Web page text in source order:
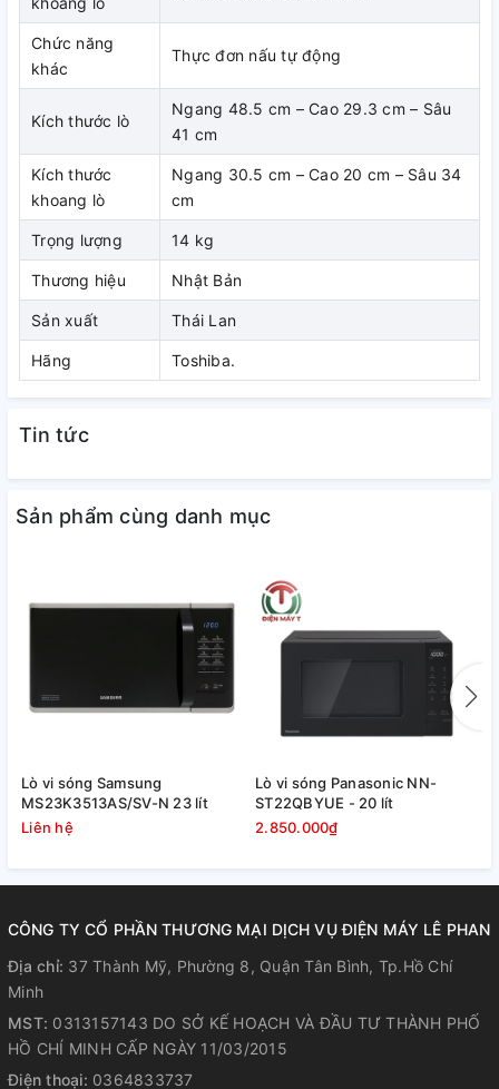
Lò vi sóng có nướng với khoang lò
bằng thép phủ sơn chống dính, nấu
nướng thực phẩm an toàn, dễ lau
chùi đảm bảo vệ sinh
dễ dùng với hướng dẫn Việt – Anh,
11 mức công suất tùy chỉnh theo
món nấu, 8 thực đơn nấu tự
động và 2 chương trình nướng kết
Lò có rã đông nhanh thuận tiện, hẹn giờ nấu lên đến 99 phút
99 giây cho người dùng rảnh tay với công việc bếp núc
khác trong khi nấu ăn với lò vi sóng.
Chức năng
khác
Thực đơn nấu tự động
Kích thước lò
Ngang 48.5 cm – Cao 29.3 cm – Sâu
41 cm
Kích thước
khoang lò
Ngang 30.5 cm – Cao 20 cm – Sâu 34
cm
Trọng lượng 14 kg
Thương hiệu Nhật Bản
Sản xuất Thái Lan
Hãng Toshiba.
Tin tức
Sản phẩm cùng danh mục
Lò vi sóng Samsung
MS23K3513AS/SV-N 23 lít
Liên hệ
Lò vi sóng Panasonic NN-
ST22QBYUE - 20 lít
2.850.000₫
CÔNG TY CỔ PHẦN THƯƠNG MẠI DỊCH VỤ ĐIỆN MÁY LÊ PHAN
Địa chỉ: 37 Thành Mỹ, Phường 8, Quận Tân Bình, Tp.Hồ Chí
Minh
MST: 0313157143 DO SỞ KẾ HOẠCH VÀ ĐẦU TƯ THÀNH PHỐ
HỒ CHÍ MINH CẤP NGÀY 11/03/2015
Điện thoại: 0364833737